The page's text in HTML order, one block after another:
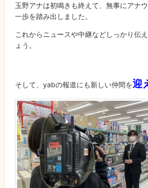
玉野アナは初鳴きも終えて、無事にアナ
一歩を踏み出しました。
これからニュースや中継などしっかり伝
ょう。
そして、yabの報道にも新しい仲間を迎